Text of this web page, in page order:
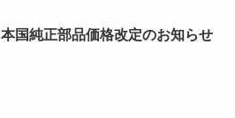
本国純正部品価格改定のお知らせ